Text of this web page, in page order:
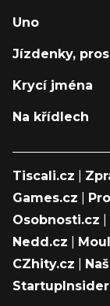
Uno
Jízdenky,
Krycí jména
Na křídlech
Tiscali.cz
Games.cz
Osobnosti.cz
Nedd.cz
CZhity.cz